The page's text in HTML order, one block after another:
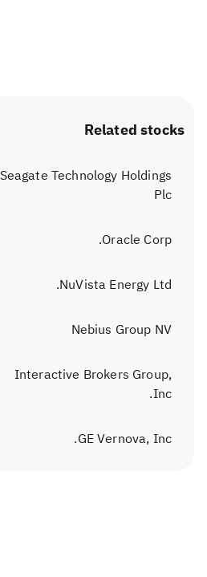
Related stocks
Seagate Technology Holdings
Plc
Oracle Corp.
NuVista Energy Ltd.
Nebius Group NV
Interactive Brokers Group,
Inc.
GE Vernova, Inc.